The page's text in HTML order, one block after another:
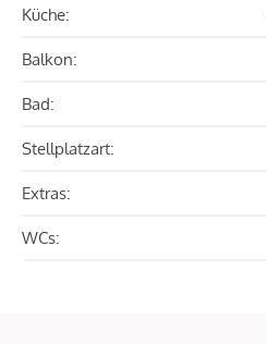
Küche:
Balkon:
Bad:
Stellplatzart:
Extras:
WCs: